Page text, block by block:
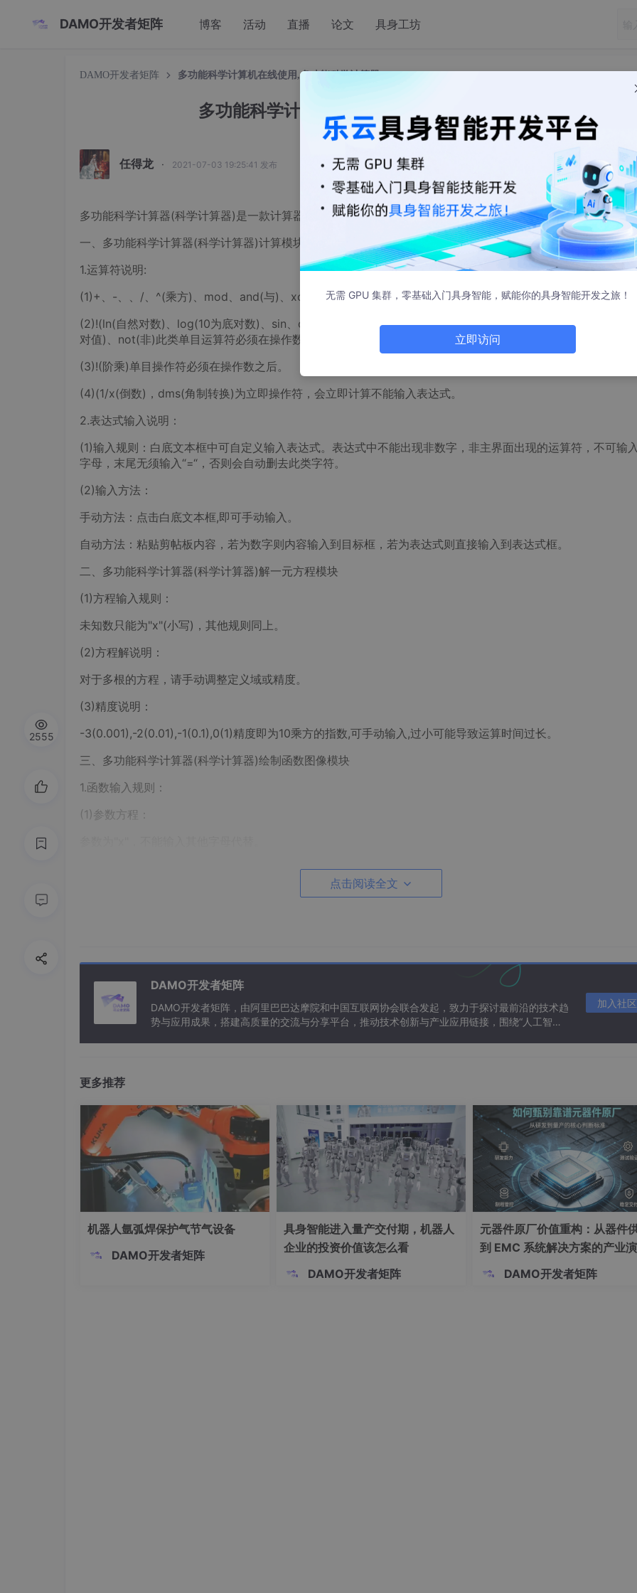
DAMO开发者矩阵 博客 活动 直播 论文 具身工坊
DAMO开发者矩阵 多功能科学计算机在线使用,多功能科学计算器
多功能科学计算机在线使用,多功能科学计算器
任得龙 · 2021-07-03 19:25:41 发布
多功能科学计算器(科学计算器)是一款计算器工具，主要包括计算模块，解一元方程模块，绘制函数图像模块。
一、多功能科学计算器(科学计算器)计算模块
1.运算符说明:
(1)+、-、、/、^(乘方)、mod、and(与)、xor(异或)、or(或)此类双目运算符必须在两操作数之间。
(2)!(ln(自然对数)、log(10为底对数)、sin、cos、tan、asn(反正弦)、acs(反余弦)、atn(反正切)int(取整)、abs(
对值)、not(非)此类单目运算符必须在操作数之间。
(3)!(阶乘)单目操作符必须在操作数之后。
(4)(1/x(倒数)，dms(角制转换)为立即操作符，会立即计算不能输入表达式。
2.表达式输入说明：
(1)输入规则：白底文本框中可自定义输入表达式。表达式中不能出现非数字，非主界面出现的运算符，不可输
字母，末尾无须输入“=“，否则会自动删去此类字符。
(2)输入方法：
手动方法：点击白底文本框,即可手动输入。
自动方法：粘贴剪帖板内容，若为数字则内容输入到目标框，若为表达式则直接输入到表达式框。
二、多功能科学计算器(科学计算器)解一元方程模块
(1)方程输入规则：
未知数只能为"x"(小写)，其他规则同上。
(2)方程解说明：
对于多根的方程，请手动调整定义域或精度。
(3)精度说明：
-3(0.001),-2(0.01),-1(0.1),0(1)精度即为10乘方的指数,可手动输入,过小可能导致运算时间过长。
三、多功能科学计算器(科学计算器)绘制函数图像模块
1.函数输入规则：
(1)参数方程：
(1)若要保留图像，点击保留图像复选框即可
(2)若要放大图像，调整缩放比较即可
(3)若要放大画布，直接放大窗口即可
点击阅读全文
DAMO开发者矩阵
DAMO开发者矩阵，由阿里巴巴达摩院和中国互联网协会联合发起，致力于探讨最前沿的技术趋
势与应用成果，搭建高质量的交流与分享平台，推动技术创新与产业应用链接，围绕“人工智能
加入社区
更多推荐
机器人氩弧焊保护气节气设备
DAMO开发者矩阵
具身智能进入量产交付期，机器人
企业的投资价值该怎么看
DAMO开发者矩阵
元器件原厂价值重构：从器件
到 EMC 系统解决方案的产业
DAMO开发者矩阵
2555
无需 GPU 集群，零基础入门具身智能，赋能你的具身智能开发之旅！
立即访问